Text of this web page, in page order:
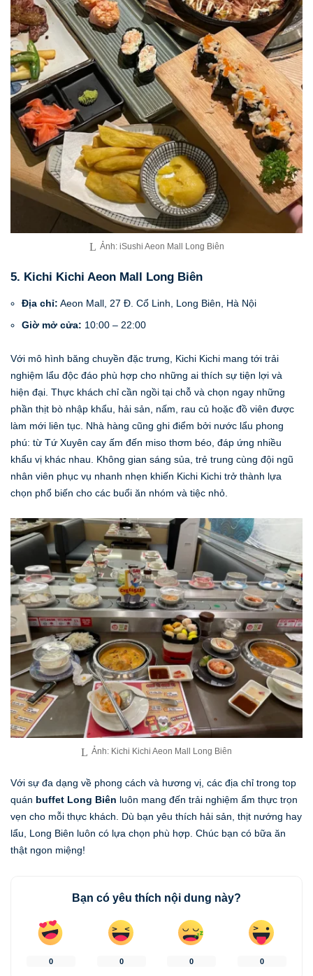
Ảnh: iSushi Aeon Mall Long Biên
5. Kichi Kichi Aeon Mall Long Biên
Địa chỉ: Aeon Mall, 27 Đ. Cổ Linh, Long Biên, Hà Nội
Giờ mở cửa: 10:00 – 22:00
Với mô hình băng chuyền đặc trưng, Kichi Kichi mang tới trải
nghiệm lẩu độc đáo phù hợp cho những ai thích sự tiện lợi và
hiện đại. Thực khách chỉ cần ngồi tại chỗ và chọn ngay những
phần thịt bò nhập khẩu, hải sản, nấm, rau củ hoặc đồ viên được
làm mới liên tục. Nhà hàng cũng ghi điểm bởi nước lẩu phong
phú: từ Tứ Xuyên cay ấm đến miso thơm béo, đáp ứng nhiều
khẩu vị khác nhau. Không gian sáng sủa, trẻ trung cùng đội ngũ
nhân viên phục vụ nhanh nhẹn khiến Kichi Kichi trở thành lựa
chọn phổ biến cho các buổi ăn nhóm và tiệc nhỏ.
Ảnh: Kichi Kichi Aeon Mall Long Biên
Với sự đa dạng về phong cách và hương vị, các địa chỉ trong top
quán buffet Long Biên luôn mang đến trải nghiệm ẩm thực trọn
vẹn cho mỗi thực khách. Dù bạn yêu thích hải sản, thịt nướng hay
lẩu, Long Biên luôn có lựa chọn phù hợp. Chúc bạn có bữa ăn
thật ngon miệng!
Bạn có yêu thích nội dung này?
0 0 0 0